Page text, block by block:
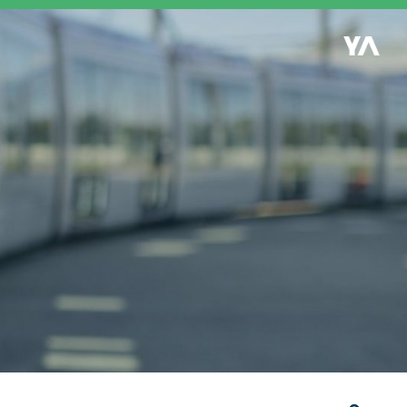
Retour à l'accueil